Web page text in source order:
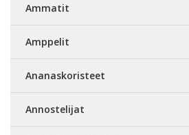
Ammatit
Amppelit
Ananaskoristeet
Annostelijat